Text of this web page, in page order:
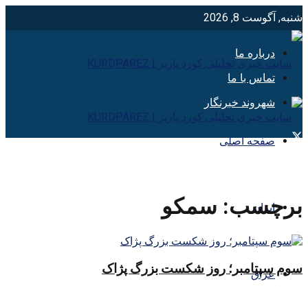
شنبه, آگوست 8, 2026
درباره ما
تماس با ما
شهروند خبرنگار
صفحه اصلی
ایران
عراق
برچسب: سمكو
سوم سپتامبر؛ روز شکست بزرگ پژاک